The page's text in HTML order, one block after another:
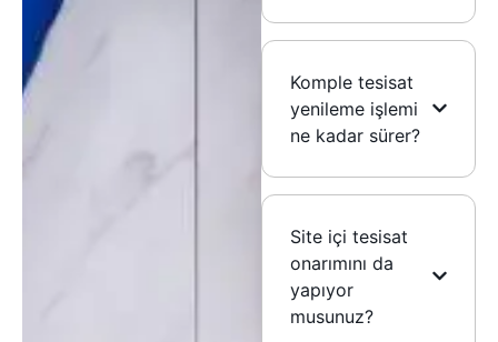
Komple tesisat
yenileme işlemi
ne kadar sürer?
Site içi tesisat
onarımını da
yapıyor
musunuz?